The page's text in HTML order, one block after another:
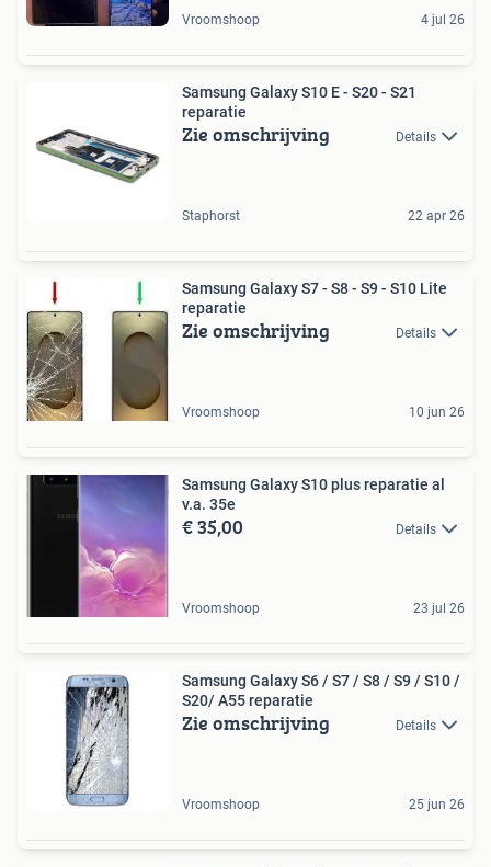
Vroomshoop 4 jul 26
Samsung Galaxy S10 E - S20 - S21
reparatie
Zie omschrijving Details
Staphorst 22 apr 26
Samsung Galaxy S7 - S8 - S9 - S10 Lite
reparatie
Zie omschrijving Details
Vroomshoop 10 jun 26
Samsung Galaxy S10 plus reparatie al
v.a. 35e
€ 35,00 Details
Vroomshoop 23 jul 26
Samsung Galaxy S6 / S7 / S8 / S9 / S10 /
S20/ A55 reparatie
Zie omschrijving Details
Vroomshoop 25 jun 26